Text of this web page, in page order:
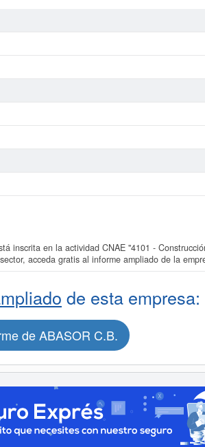
inscrita en la actividad CNAE "4101 -
acceda gratis al informe ampliado de la
de esta empresa:
de ABASOR C.B.